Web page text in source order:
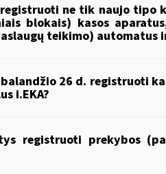
ne tik naujo tipo
blokais) kasos
teikimo) automatus
26 d. registruoti
i.EKA?
registruoti prekybos